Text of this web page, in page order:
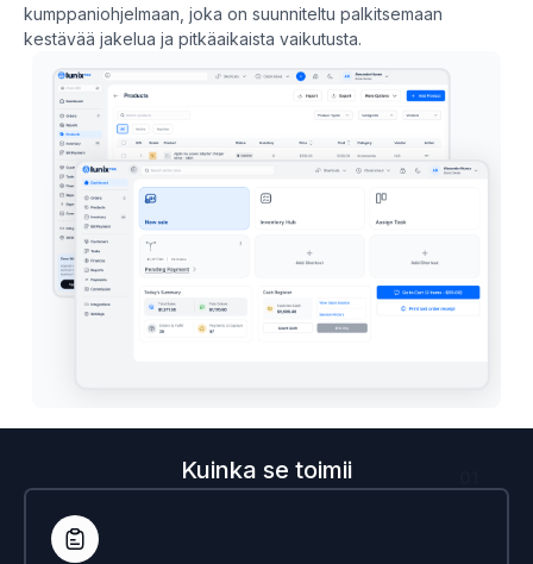
kumppaniohjelmaan, joka on suunniteltu palkitsemaan
kestävää jakelua ja pitkäaikaista vaikutusta.
Kuinka se toimii